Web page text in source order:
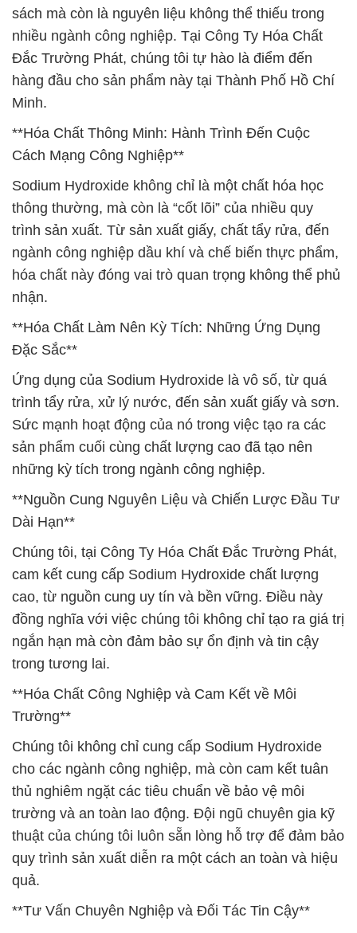
sách mà còn là nguyên liệu không thể thiếu trong
nhiều ngành công nghiệp. Tại Công Ty Hóa Chất
Đắc Trường Phát, chúng tôi tự hào là điểm đến
hàng đầu cho sản phẩm này tại Thành Phố Hồ Chí
Minh.
**Hóa Chất Thông Minh: Hành Trình Đến Cuộc
Cách Mạng Công Nghiệp**
Sodium Hydroxide không chỉ là một chất hóa học
thông thường, mà còn là “cốt lõi” của nhiều quy
trình sản xuất. Từ sản xuất giấy, chất tẩy rửa, đến
ngành công nghiệp dầu khí và chế biến thực phẩm,
hóa chất này đóng vai trò quan trọng không thể phủ
nhận.
**Hóa Chất Làm Nên Kỳ Tích: Những Ứng Dụng
Đặc Sắc**
Ứng dụng của Sodium Hydroxide là vô số, từ quá
trình tẩy rửa, xử lý nước, đến sản xuất giấy và sơn.
Sức mạnh hoạt động của nó trong việc tạo ra các
sản phẩm cuối cùng chất lượng cao đã tạo nên
những kỳ tích trong ngành công nghiệp.
**Nguồn Cung Nguyên Liệu và Chiến Lược Đầu Tư
Dài Hạn**
Chúng tôi, tại Công Ty Hóa Chất Đắc Trường Phát,
cam kết cung cấp Sodium Hydroxide chất lượng
cao, từ nguồn cung uy tín và bền vững. Điều này
đồng nghĩa với việc chúng tôi không chỉ tạo ra giá trị
ngắn hạn mà còn đảm bảo sự ổn định và tin cậy
trong tương lai.
**Hóa Chất Công Nghiệp và Cam Kết về Môi
Trường**
Chúng tôi không chỉ cung cấp Sodium Hydroxide
cho các ngành công nghiệp, mà còn cam kết tuân
thủ nghiêm ngặt các tiêu chuẩn về bảo vệ môi
trường và an toàn lao động. Đội ngũ chuyên gia kỹ
thuật của chúng tôi luôn sẵn lòng hỗ trợ để đảm bảo
quy trình sản xuất diễn ra một cách an toàn và hiệu
quả.
**Tư Vấn Chuyên Nghiệp và Đối Tác Tin Cậy**